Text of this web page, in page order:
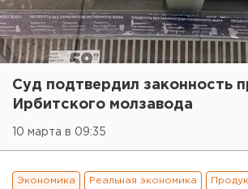
Суд подтвердил законность
Ирбитского молзавода
10 марта в 09:35
Экономика Реальная экономика